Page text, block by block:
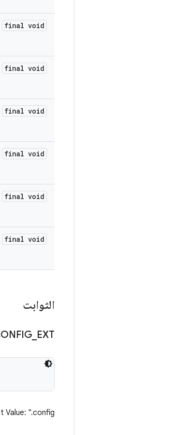
final void
final void
final void
final void
final void
final void
الثوابت
EXT
Value: ".config"